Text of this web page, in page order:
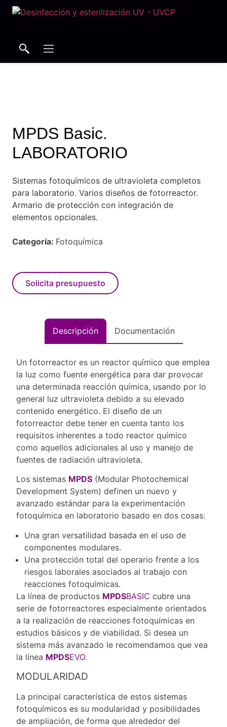
MPDS Basic.
LABORATORIO
Sistemas fotoquímicos de ultravioleta completos
para laboratorio. Varios diseños de fotorreactor.
Armario de protección con integración de
elementos opcionales.
Categoría: Fotoquímica
Solicita presupuesto
Descripción Documentación
Un fotorreactor es un reactor químico que emplea
la luz como fuente energética para dar provocar
una determinada reacción química, usando por lo
general luz ultravioleta debido a su elevado
contenido energético. El diseño de un
fotorreactor debe tener en cuenta tanto los
requisitos inherentes a todo reactor químico
como aquellos adicionales al uso y manejo de
fuentes de radiación ultravioleta.
Los sistemas MPDS (Modular Photochemical
Development System) definen un nuevo y
avanzado estándar para la experimentación
fotoquímica en laboratorio basado en dos cosas:
Una gran versatilidad basada en el uso de
componentes modulares.
Una protección total del operario frente a los
riesgos laborales asociados al trabajo con
reacciones fotoquímicas.
La línea de productos MPDSBASIC cubre una
serie de fotorreactores especialmente orientados
a la realización de reacciones fotoquímicas en
estudios básicos y de viabilidad. Si desea un
sistema más avanzado le recomendamos que vea
la línea MPDSEVO.
MODULARIDAD
La principal característica de estos sistemas
fotoquímicos es su modularidad y posibilidades
de ampliación, de forma que alrededor del